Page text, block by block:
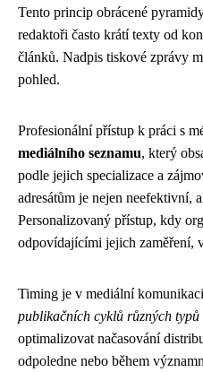
Tento princip obrácené
redaktoři často krátí texty od
článků. Nadpis tiskové zprávy
pohled.
Profesionální přístup k práci s
mediálního seznamu, který
podle jejich specializace a
adresátům je nejen neefektivní,
Personalizovaný přístup, kdy
odpovídajícími jejich zaměření,
Timing je v mediální
publikačních cyklů různých
optimalizovat načasování
odpoledne nebo během